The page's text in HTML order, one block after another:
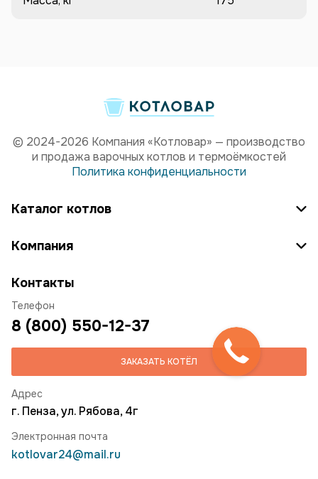
© 2024-2026 Компания «Котловар» — производство
и продажа варочных котлов и термоёмкостей
Политика конфиденциальности
Каталог котлов
Компания
Контакты
Телефон
8 (800) 550-12-37
ЗАКАЗАТЬ КОТЁЛ
Адрес
г. Пенза, ул. Рябова, 4г
Электронная почта
kotlovar24@mail.ru